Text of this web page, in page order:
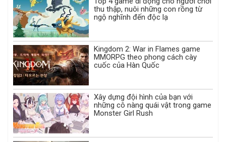
thu thập, nuôi những con rồng từ
ngộ nghĩnh đến độc lạ
Kingdom 2: War in Flames game
MMORPG theo phong cách cày
cuốc của Hàn Quốc
Xây dựng đội hình của bạn với
những cô nàng quái vật trong game
Monster Girl Rush